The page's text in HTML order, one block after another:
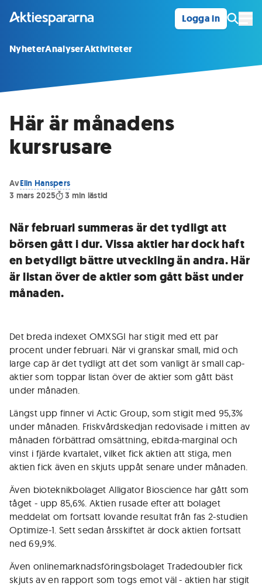
Logga in
NyheterAnalyserAktiviteter
Här är månadens
kursrusare
AvElin Hanspers
3 mars 2025
3 min lästid
När februari summeras är det tydligt att
börsen gått i dur. Vissa aktier har dock haft
en betydligt bättre utveckling än andra. Här
är listan över de aktier som gått bäst under
månaden.
Det breda indexet OMXSGI har stigit med ett par
procent under februari. När vi granskar small, mid och
large cap är det tydligt att det som vanligt är small cap-
aktier som toppar listan över de aktier som gått bäst
under månaden.
Längst upp finner vi Actic Group, som stigit med 95,3%
under månaden. Friskvårdskedjan redovisade i mitten av
månaden förbättrad omsättning, ebitda-marginal och
vinst i fjärde kvartalet, vilket fick aktien att stiga, men
aktien fick även en skjuts uppåt senare under månaden.
Även bioteknikbolaget Alligator Bioscience har gått som
tåget - upp 85,6%. Aktien rusade efter att bolaget
meddelat om fortsatt lovande resultat från fas 2-studien
Optimize-1. Sett sedan årsskiftet är dock aktien fortsatt
ned 69,9%.
Även onlinemarknadsföringsbolaget Tradedoubler fick
skjuts av en rapport som togs emot väl - aktien har stigit